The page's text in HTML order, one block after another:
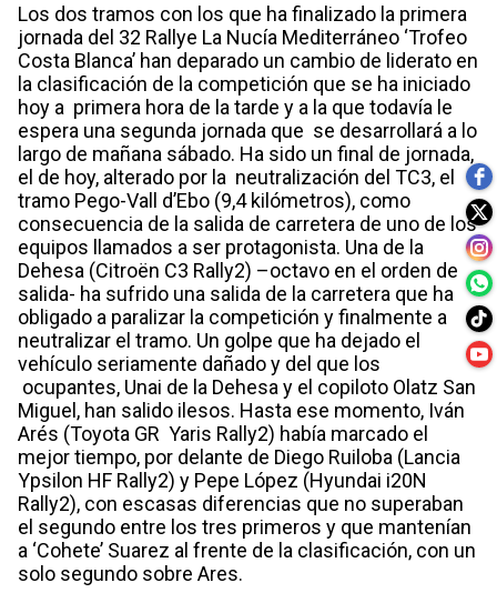
Los dos tramos con los que ha finalizado la primera
jornada del 32 Rallye La Nucía Mediterráneo ‘Trofeo
Costa Blanca’ han deparado un cambio de liderato en
la clasificación de la competición que se ha iniciado
hoy a primera hora de la tarde y a la que todavía le
espera una segunda jornada que se desarrollará a lo
largo de mañana sábado. Ha sido un final de jornada,
el de hoy, alterado por la neutralización del TC3, el
tramo Pego-Vall d’Ebo (9,4 kilómetros), como
consecuencia de la salida de carretera de uno de los
equipos llamados a ser protagonista. Una de la
Dehesa (Citroën C3 Rally2) –octavo en el orden de
salida- ha sufrido una salida de la carretera que ha
obligado a paralizar la competición y finalmente a
neutralizar el tramo. Un golpe que ha dejado el
vehículo seriamente dañado y del que los
ocupantes, Unai de la Dehesa y el copiloto Olatz San
Miguel, han salido ilesos. Hasta ese momento, Iván
Arés (Toyota GR Yaris Rally2) había marcado el
mejor tiempo, por delante de Diego Ruiloba (Lancia
Ypsilon HF Rally2) y Pepe López (Hyundai i20N
Rally2), con escasas diferencias que no superaban
el segundo entre los tres primeros y que mantenían
a ‘Cohete’ Suarez al frente de la clasificación, con un
solo segundo sobre Ares.